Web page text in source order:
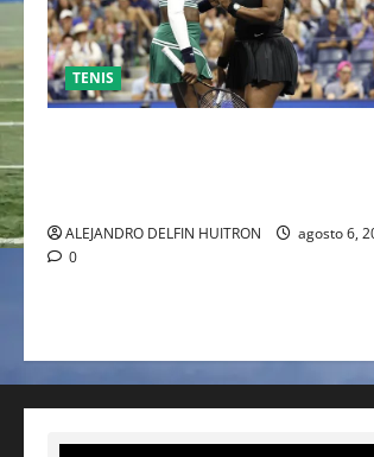
TENIS
ALEJANDRO DELFIN HUITRON
agosto 6,
0